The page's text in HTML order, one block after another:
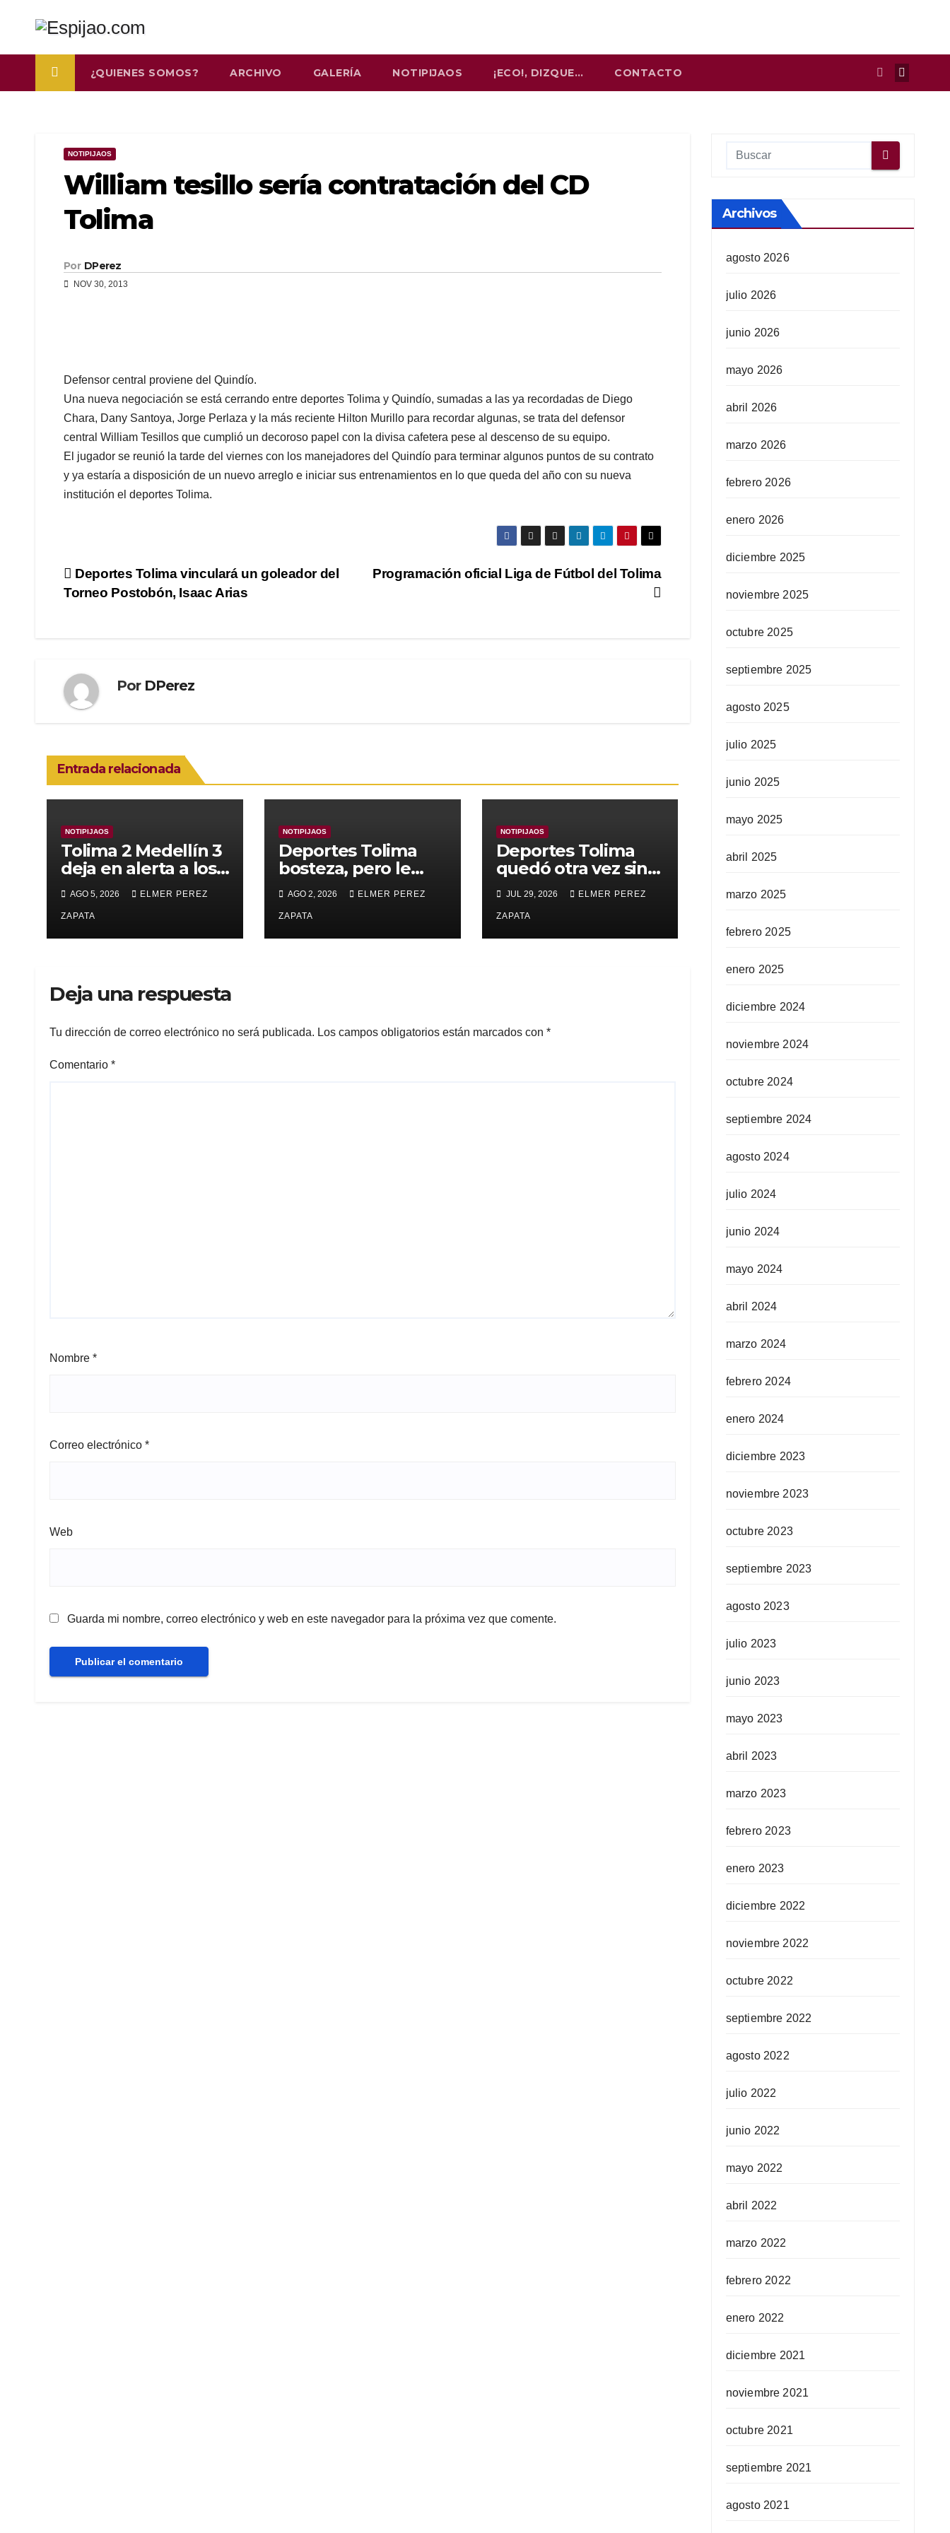
contenido
¿QUIENES SOMOS? ARCHIVO GALERÍA NOTIPIJAOS ¡ECO!, DIZQUE… CONTACTO
NOTIPIJAOS
William tesillo sería contratación del CD
Tolima
Por DPerez
NOV 30, 2013
Defensor central proviene del Quindío.
Una nueva negociación se está cerrando entre deportes Tolima y Quindío, sumadas a las ya recordadas de Diego
Chara, Dany Santoya, Jorge Perlaza y la más reciente Hilton Murillo para recordar algunas, se trata del defensor
central William Tesillos que cumplió un decoroso papel con la divisa cafetera pese al descenso de su equipo.
El jugador se reunió la tarde del viernes con los manejadores del Quindío para terminar algunos puntos de su contrato
y ya estaría a disposición de un nuevo arreglo e iniciar sus entrenamientos en lo que queda del año con su nueva
institución el deportes Tolima.
Navegación
Programación oficial Liga de Fútbol del Tolima
Deportes Tolima vinculará un goleador del
Torneo Postobón, Isaac Arias
Por DPerez
Entrada relacionada
NOTIPIJAOS
Tolima 2 Medellín 3
deja en alerta a los
pijaos por su fútbol
irregular
AGO 5, 2026 ELMER PEREZ
ZAPATA
NOTIPIJAOS
Deportes Tolima
bosteza, pero le
alcanza para
superar a Alianza
Valledupar 2 A 1
AGO 2, 2026 ELMER PEREZ
ZAPATA
NOTIPIJAOS
Deportes Tolima
quedó otra vez sin
Copa
JUL 29, 2026 ELMER PEREZ
ZAPATA
Deja una respuesta
Tu dirección de correo electrónico no será publicada. Los campos obligatorios están marcados con *
Comentario *
Nombre *
Correo electrónico *
Web
Guarda mi nombre, correo electrónico y web en este navegador para la próxima vez que comente.
Archivos
agosto 2026
julio 2026
junio 2026
mayo 2026
abril 2026
marzo 2026
febrero 2026
enero 2026
diciembre 2025
noviembre 2025
octubre 2025
septiembre 2025
agosto 2025
julio 2025
junio 2025
mayo 2025
abril 2025
marzo 2025
febrero 2025
enero 2025
diciembre 2024
noviembre 2024
octubre 2024
septiembre 2024
agosto 2024
julio 2024
junio 2024
mayo 2024
abril 2024
marzo 2024
febrero 2024
enero 2024
diciembre 2023
noviembre 2023
octubre 2023
septiembre 2023
agosto 2023
julio 2023
junio 2023
mayo 2023
abril 2023
marzo 2023
febrero 2023
enero 2023
diciembre 2022
noviembre 2022
octubre 2022
septiembre 2022
agosto 2022
julio 2022
junio 2022
mayo 2022
abril 2022
marzo 2022
febrero 2022
enero 2022
diciembre 2021
noviembre 2021
octubre 2021
septiembre 2021
agosto 2021